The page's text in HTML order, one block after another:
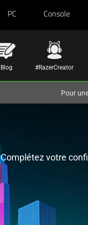
PC Console
Blog #RazerCreator
Pour
Complétez votre